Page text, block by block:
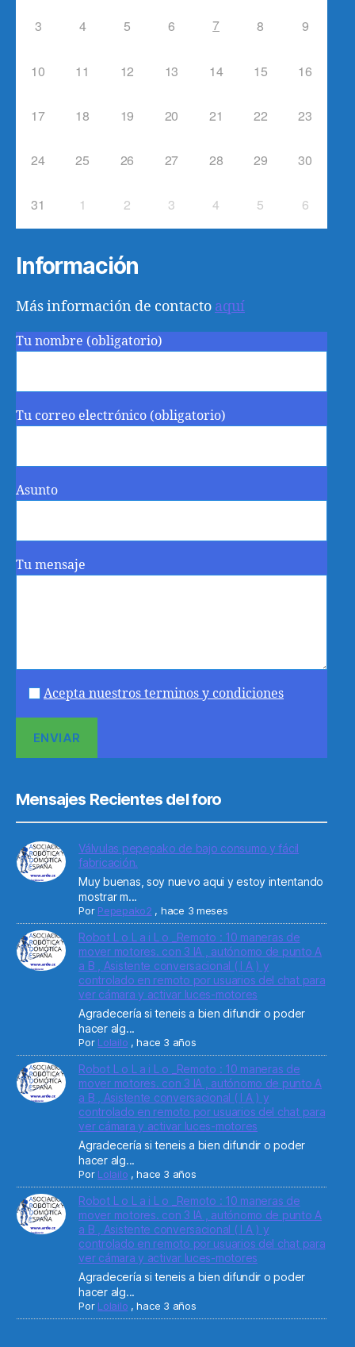
3 4 5 6 7 8 9
10 11 12 13 14 15 16
17 18 19 20 21 22 23
24 25 26 27 28 29 30
31 1 2 3 4 5 6
Información
Más información de contacto aquí
Tu nombre (obligatorio)
Tu correo electrónico (obligatorio)
Asunto
Tu mensaje
Acepta nuestros terminos y condiciones
Mensajes Recientes del foro
Válvulas pepepako de bajo consumo y fácil
fabricación.
Muy buenas, soy nuevo aqui y estoy intentando
mostrar m...
Por Pepepako2 , hace 3 meses
Robot L o L a i L o _Remoto : 10 maneras de
mover motores. con 3 IA , autónomo de punto A
a B , Asistente conversacional ( I A ) y
controlado en remoto por usuarios del chat para
ver cámara y activar luces-motores
Agradecería si teneis a bien difundir o poder
hacer alg...
Por Lolailo ,hace 3 años
Robot L o L a i L o _Remoto : 10 maneras de
mover motores. con 3 IA , autónomo de punto A
a B , Asistente conversacional ( I A ) y
controlado en remoto por usuarios del chat para
ver cámara y activar luces-motores
Agradecería si teneis a bien difundir o poder
hacer alg...
Por Lolailo ,hace 3 años
Robot L o L a i L o _Remoto : 10 maneras de
mover motores. con 3 IA , autónomo de punto A
a B , Asistente conversacional ( I A ) y
controlado en remoto por usuarios del chat para
ver cámara y activar luces-motores
Agradecería si teneis a bien difundir o poder
hacer alg...
Por Lolailo ,hace 3 años